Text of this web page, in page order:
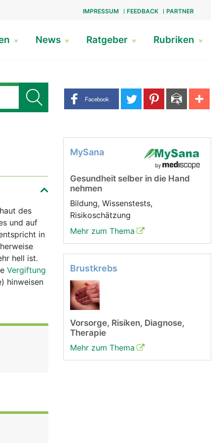
IMPRESSUM FEEDBACK PARTNER
News Ratgeber Rubriken
Share buttons
Facebook
des
und auf
in
hell ist.
Vergiftung
hinweisen
MySana
Gesundheit selber in die Hand
nehmen
Bildung, Wissenstests,
Risikoschätzung
Mehr zum Thema
Brustkrebs
Vorsorge, Risiken, Diagnose,
Therapie
Mehr zum Thema